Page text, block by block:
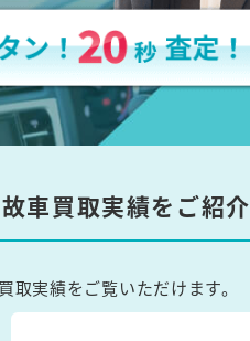
車買取実績をご紹介
実績をご覧いただけます。